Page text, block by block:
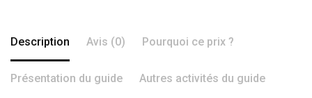
Description Avis (0) Pourquoi ce prix ?
Présentation du guide Autres activités du guide